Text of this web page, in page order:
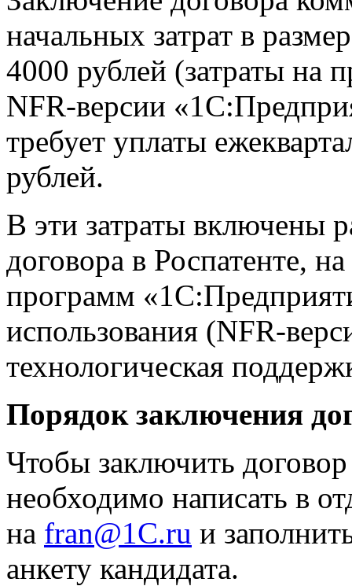
начальных затрат в
4000 рублей (затраты на
NFR-версии
требует уплаты
рублей.
В эти затраты включены
договора в Роспатенте,
программ
использования (NFR-
технологическая
Порядок заключения
Чтобы заключить
необходимо написать в
на fran@1C.ru и
анкету кандидата.